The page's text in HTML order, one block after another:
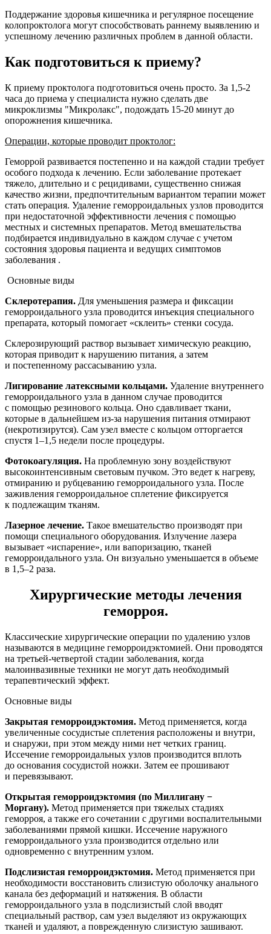
Поддержание здоровья кишечника и регулярное посещение
колопроктолога могут способствовать раннему выявлению и
успешному лечению различных проблем в данной области.
Как подготовиться к приему?
К приему проктолога подготовиться очень просто. За 1,5-2
часа до приема у специалиста нужно сделать две
микроклизмы "Микролакс", подождать 15-20 минут до
опорожнения кишечника.
Операции, которые проводит проктолог:
Геморрой развивается постепенно и на каждой стадии требует
особого подхода к лечению. Если заболевание протекает
тяжело, длительно и с рецидивами, существенно снижая
качество жизни, предпочтительным вариантом терапии может
стать операция. Удаление геморроидальных узлов проводится
при недостаточной эффективности лечения с помощью
местных и системных препаратов. Метод вмешательства
подбирается индивидуально в каждом случае с учетом
состояния здоровья пациента и ведущих симптомов
заболевания .
Основные виды
Склеротерапия. Для уменьшения размера и фиксации
геморроидального узла проводится инъекция специального
препарата, который помогает «склеить» стенки сосуда.
Склерозирующий раствор вызывает химическую реакцию,
которая приводит к нарушению питания, а затем
и постепенному рассасыванию узла.
Лигирование латексными кольцами. Удаление внутреннего
геморроидального узла в данном случае проводится
с помощью резинового кольца. Оно сдавливает ткани,
которые в дальнейшем из-за нарушения питания отмирают
(некротизирутся). Сам узел вместе с кольцом отторгается
спустя 1–1,5 недели после процедуры.
Фотокоагуляция. На проблемную зону воздействуют
высокоинтенсивным световым пучком. Это ведет к нагреву,
отмиранию и рубцеванию геморроидального узла. После
заживления геморроидальное сплетение фиксируется
к подлежащим тканям.
Лазерное лечение. Такое вмешательство производят при
помощи специального оборудования. Излучение лазера
вызывает «испарение», или вапоризацию, тканей
геморроидального узла. Он визуально уменьшается в объеме
в 1,5–2 раза.
Хирургические методы лечения
геморроя.
Классические хирургические операции по удалению узлов
называются в медицине геморроидэктомией. Они проводятся
на третьей-четвертой стадии заболевания, когда
малоинвазивные техники не могут дать необходимый
терапевтический эффект.
Основные виды
Закрытая геморроидэктомия. Метод применяется, когда
увеличенные сосудистые сплетения расположены и внутри,
и снаружи, при этом между ними нет четких границ.
Иссечение геморроидальных узлов производится вплоть
до основания сосудистой ножки. Затем ее прошивают
и перевязывают.
Открытая геморроидэктомия (по Миллигану −
Моргану). Метод применяется при тяжелых стадиях
геморроя, а также его сочетании с другими воспалительными
заболеваниями прямой кишки. Иссечение наружного
геморроидального узла производится отдельно или
одновременно с внутренним узлом.
Подслизистая геморроидэктомия. Метод применяется при
необходимости восстановить слизистую оболочку анального
канала без деформаций и натяжения. В области
геморроидального узла в подслизистый слой вводят
специальный раствор, сам узел выделяют из окружающих
тканей и удаляют, а поврежденную слизистую зашивают.